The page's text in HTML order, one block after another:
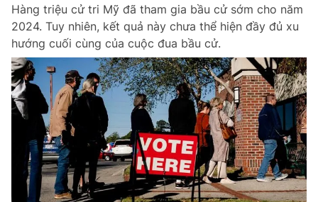
Hàng triệu cử tri Mỹ đã tham gia bầu cử sớm cho năm
2024. Tuy nhiên, kết quả này chưa thể hiện đầy đủ xu
hướng cuối cùng của cuộc đua bầu cử.